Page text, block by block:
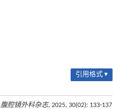
引用格式 ▾
腹腔镜外科杂志, 2025, 30(02): 133-137